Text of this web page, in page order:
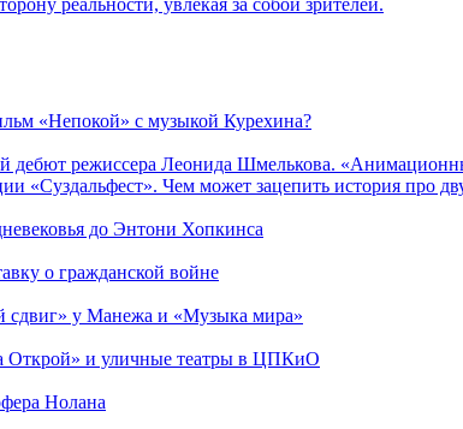
«Непокой» с музыкой Курехина?
режиссера Леонида Шмелькова.
«Суздальфест». Чем может зацепить история про
до Энтони Хопкинса
о гражданской войне
сдвиг» у Манежа и «Музыка мира»
Открой» и уличные театры в ЦПКиО
Нолана